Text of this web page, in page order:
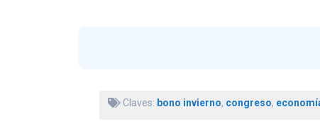
Claves: bono invierno, congreso,